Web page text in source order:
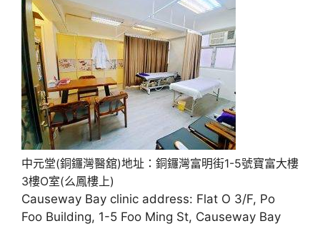
中元堂(銅鑼灣醫舘)地址：銅鑼灣富明街1-5號寶富大樓
3樓O室(么鳳樓上)
Causeway Bay clinic address: Flat O 3/F, Po
Foo Building, 1-5 Foo Ming St, Causeway Bay